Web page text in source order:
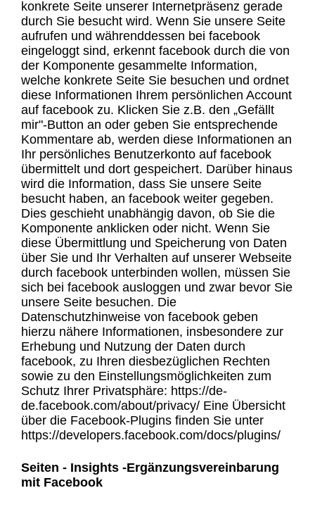
konkrete Seite unserer Internetpräsenz gerade
durch Sie besucht wird. Wenn Sie unsere Seite
aufrufen und währenddessen bei facebook
eingeloggt sind, erkennt facebook durch die von
der Komponente gesammelte Information,
welche konkrete Seite Sie besuchen und ordnet
diese Informationen Ihrem persönlichen Account
auf facebook zu. Klicken Sie z.B. den „Gefällt
mir"-Button an oder geben Sie entsprechende
Kommentare ab, werden diese Informationen an
Ihr persönliches Benutzerkonto auf facebook
übermittelt und dort gespeichert. Darüber hinaus
wird die Information, dass Sie unsere Seite
besucht haben, an facebook weiter gegeben.
Dies geschieht unabhängig davon, ob Sie die
Komponente anklicken oder nicht. Wenn Sie
diese Übermittlung und Speicherung von Daten
über Sie und Ihr Verhalten auf unserer Webseite
durch facebook unterbinden wollen, müssen Sie
sich bei facebook ausloggen und zwar bevor Sie
unsere Seite besuchen. Die
Datenschutzhinweise von facebook geben
hierzu nähere Informationen, insbesondere zur
Erhebung und Nutzung der Daten durch
facebook, zu Ihren diesbezüglichen Rechten
sowie zu den Einstellungsmöglichkeiten zum
Schutz Ihrer Privatsphäre: https://de-
de.facebook.com/about/privacy/ Eine Übersicht
über die Facebook-Plugins finden Sie unter
https://developers.facebook.com/docs/plugins/
Seiten - Insights -Ergänzungsvereinbarung
mit Facebook